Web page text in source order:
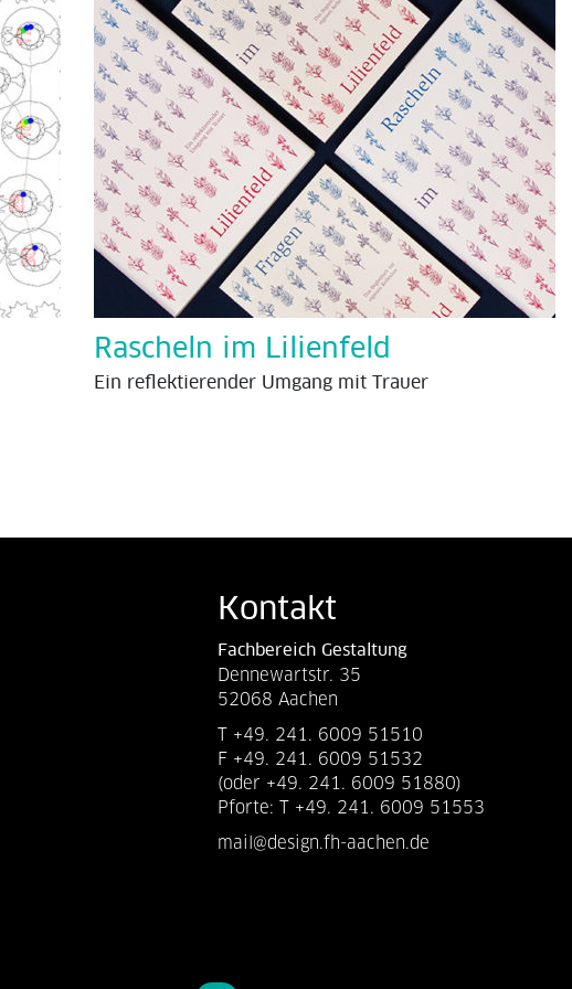
Rascheln im Lilienfeld
Ein reflektierender Umgang mit Trauer
Kontakt
Fachbereich Gestaltung
Dennewartstr. 35
52068 Aachen
T +49. 241. 6009 51510
F +49. 241. 6009 51532
(oder +49. 241. 6009 51880)
Pforte: T +49. 241. 6009 51553
mail@design.fh-aachen.de